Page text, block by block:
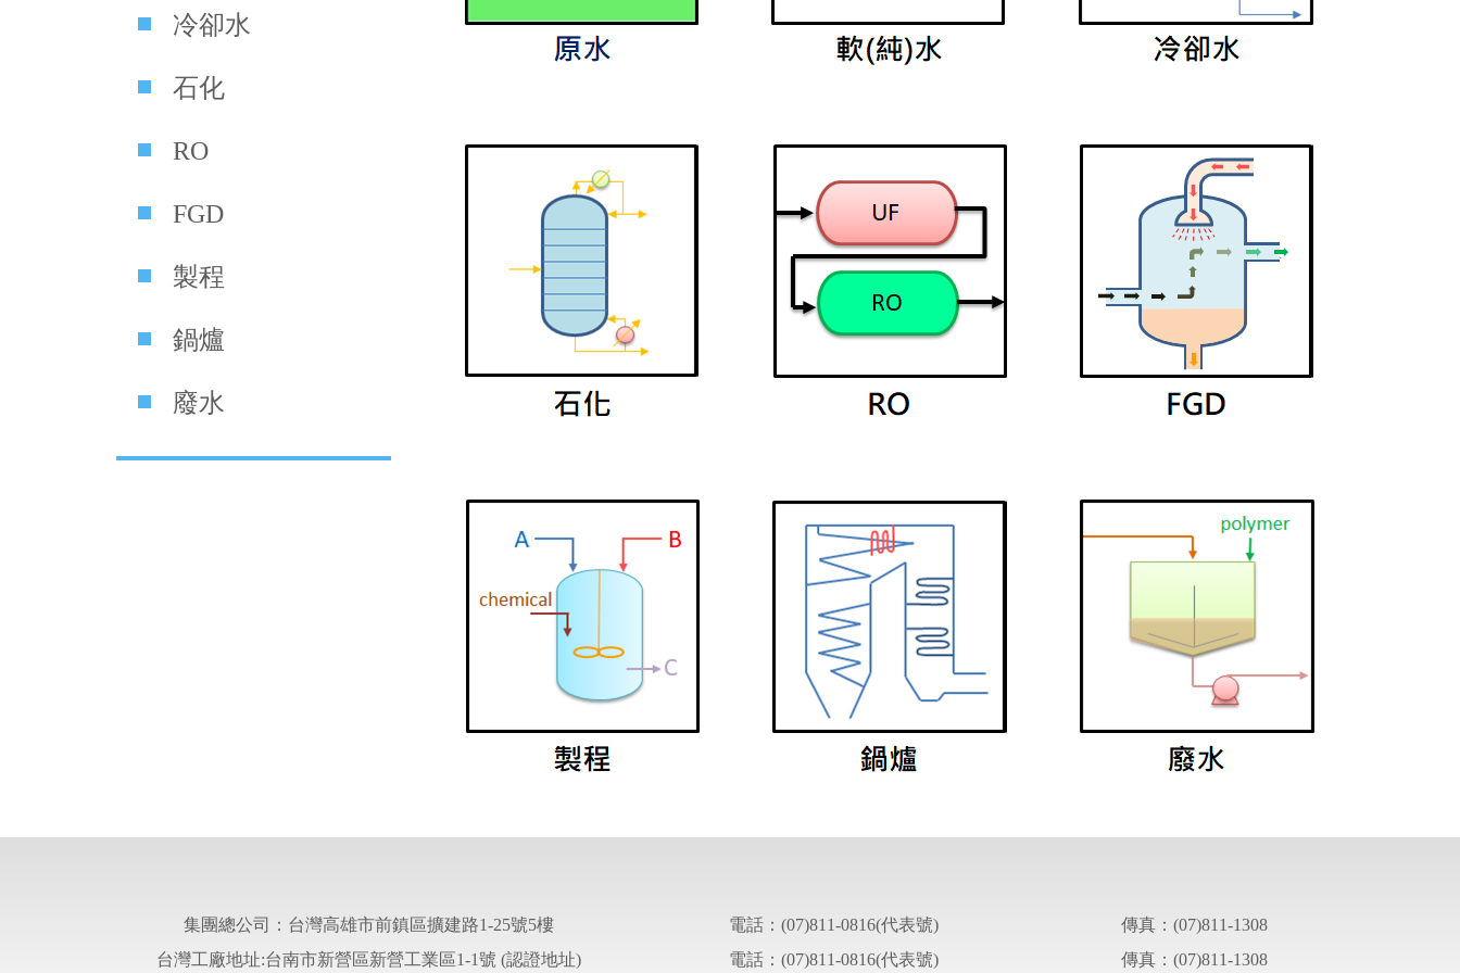
冷卻水
石化
RO
FGD
製程
鍋爐
廢水
集團總公司：台灣高雄市前鎮區擴建路1-25號5樓 電話：(07)811-0816(代表號)
傳真：(07)811-1308
台灣工廠地址:台南市新營區新營工業區1-1號 (認證地址)
電話：(07)811-0816(代表號) 傳真：(07)811-1308